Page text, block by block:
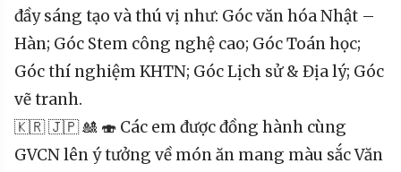
đầy sáng tạo và thú vị như: Góc văn hóa Nhật –
Hàn; Góc Stem công nghệ cao; Góc Toán học;
Góc thí nghiệm KHTN; Góc Lịch sử & Địa lý; Góc
vẽ tranh.
🇰🇷 🇯🇵 🎎 🍣 Các em được đồng hành cùng
GVCN lên ý tưởng về món ăn mang màu sắc Văn